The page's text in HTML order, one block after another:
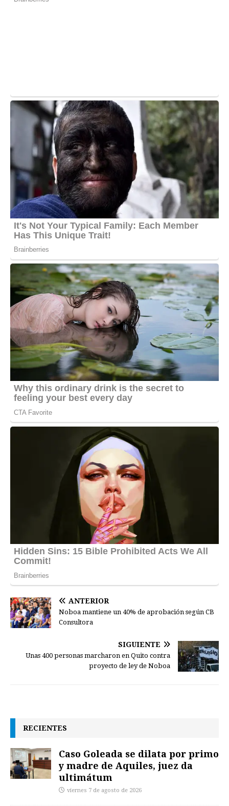
ANTERIOR
Noboa mantiene un 40% de aprobación según CB
Consultora
SIGUIENTE
Unas 400 personas marcharon en Quito contra
proyecto de ley de Noboa
RECIENTES
Caso Goleada se dilata por primo
y madre de Aquiles, juez da
ultimátum
viernes 7 de agosto de 2026